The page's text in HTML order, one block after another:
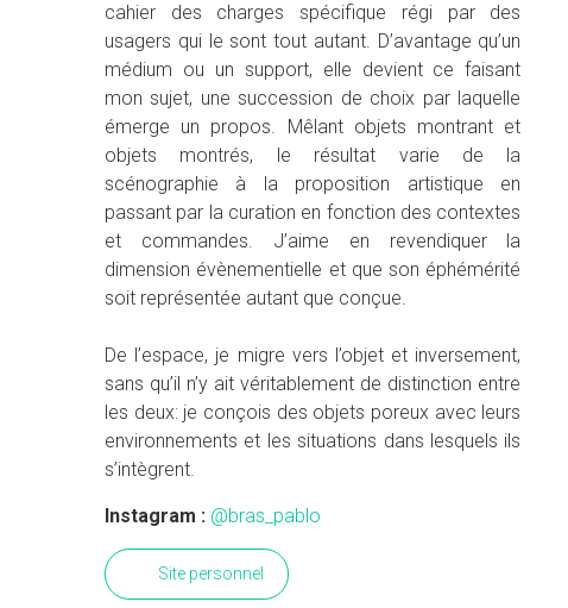
cahier des charges spécifique régi par des
usagers qui le sont tout autant. D’avantage qu’un
médium ou un support, elle devient ce faisant
mon sujet, une succession de choix par laquelle
émerge un propos. Mêlant objets montrant et
objets montrés, le résultat varie de la
scénographie à la proposition artistique en
passant par la curation en fonction des contextes
et commandes. J’aime en revendiquer la
dimension évènementielle et que son éphémérité
soit représentée autant que conçue.
De l’espace, je migre vers l’objet et inversement,
sans qu’il n’y ait véritablement de distinction entre
les deux: je conçois des objets poreux avec leurs
environnements et les situations dans lesquels ils
s’intègrent.
Instagram : @bras_pablo
Site personnel